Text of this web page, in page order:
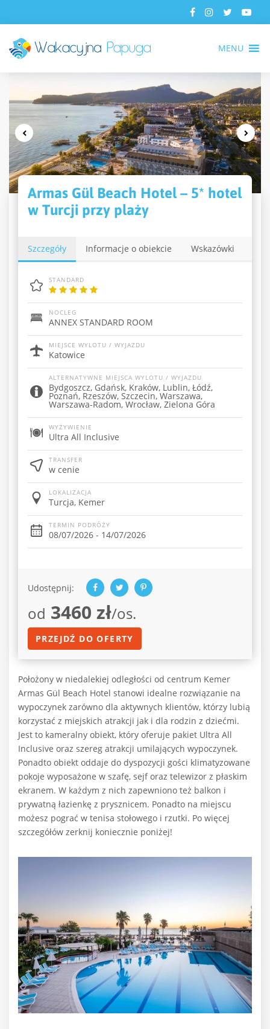
MENU
Armas Gül Beach Hotel – 5* hotel
w Turcji przy plaży
Szczegóły Informacje o obiekcie Wskazówki
STANDARD
NOCLEG
ANNEX STANDARD ROOM
MIEJSCE WYLOTU / WYJAZDU
Katowice
ALTERNATYWNE MIEJSCA WYLOTU / WYJAZDU
Bydgoszcz, Gdańsk, Kraków, Lublin, Łódź,
Poznań, Rzeszów, Szczecin, Warszawa,
Warszawa-Radom, Wrocław, Zielona Góra
WYŻYWIENIE
Ultra All Inclusive
TRANSFER
w cenie
LOKALIZACJA
Turcja, Kemer
TERMIN PODRÓŻY
08/07/2026 - 14/07/2026
Udostępnij:
od 3460 zł/os.
PRZEJDŹ DO OFERTY
Położony w niedalekiej odległości od centrum Kemer
Armas Gül Beach Hotel stanowi idealne rozwiązanie na
wypoczynek zarówno dla aktywnych klientów, którzy lubią
korzystać z miejskich atrakcji jak i dla rodzin z dziećmi.
Jest to kameralny obiekt, który oferuje pakiet Ultra All
Inclusive oraz szereg atrakcji umilających wypoczynek.
Ponadto obiekt oddaje do dyspozycji gości klimatyzowane
pokoje wyposażone w szafę, sejf oraz telewizor z płaskim
ekranem. W każdym z nich zapewniono też balkon i
prywatną łazienkę z prysznicem. Ponadto na miejscu
możesz pograć w tenisa stołowego i rzutki. Po więcej
szczegółów zerknij koniecznie poniżej!